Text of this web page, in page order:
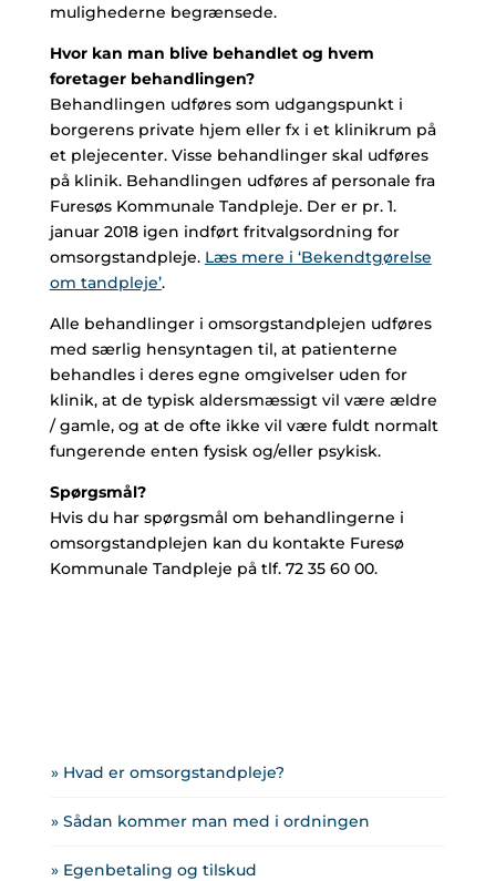
mulighederne begrænsede.
Hvor kan man blive behandlet og hvem
foretager behandlingen?
Behandlingen udføres som udgangspunkt i
borgerens private hjem eller fx i et klinikrum på
et plejecenter. Visse behandlinger skal udføres
på klinik. Behandlingen udføres af personale fra
Furesøs Kommunale Tandpleje. Der er pr. 1.
januar 2018 igen indført fritvalgsordning for
omsorgstandpleje. Læs mere i ‘Bekendtgørelse
om tandpleje’.
Alle behandlinger i omsorgstandplejen udføres
med særlig hensyntagen til, at patienterne
behandles i deres egne omgivelser uden for
klinik, at de typisk aldersmæssigt vil være ældre
/ gamle, og at de ofte ikke vil være fuldt normalt
fungerende enten fysisk og/eller psykisk.
Spørgsmål?
Hvis du har spørgsmål om behandlingerne i
omsorgstandplejen kan du kontakte Furesø
Kommunale Tandpleje på tlf. 72 35 60 00.
» Hvad er omsorgstandpleje?
» Sådan kommer man med i ordningen
» Egenbetaling og tilskud